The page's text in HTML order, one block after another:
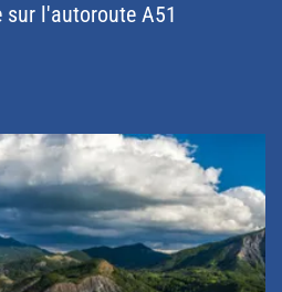
sur l'autoroute A51